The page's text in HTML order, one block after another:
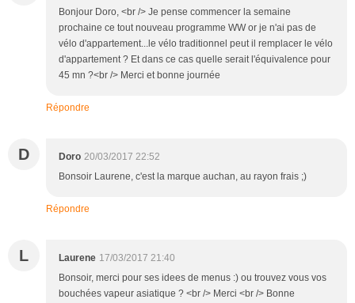
Bonjour Doro, <br /> Je pense commencer la semaine
prochaine ce tout nouveau programme WW or je n'ai pas de
vélo d'appartement...le vélo traditionnel peut il remplacer le vélo
d'appartement ? Et dans ce cas quelle serait l'équivalence pour
45 mn ?<br /> Merci et bonne journée
Répondre
D Doro 20/03/2017 22:52
Bonsoir Laurene, c'est la marque auchan, au rayon frais ;)
Répondre
L Laurene 17/03/2017 21:40
Bonsoir, merci pour ses idees de menus :) ou trouvez vous vos
bouchées vapeur asiatique ? <br /> Merci <br /> Bonne